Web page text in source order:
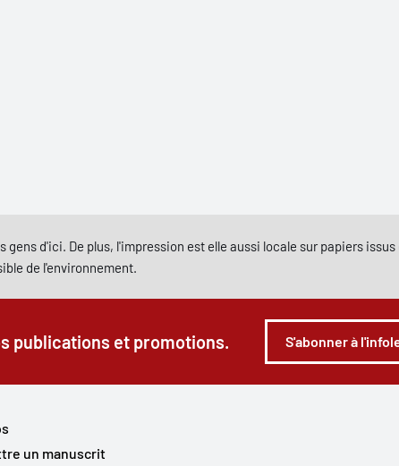
gens d'ici. De plus, l'impression est elle aussi locale sur papiers
de l'environnement.
publications et promotions. S'abonner à
un manuscrit